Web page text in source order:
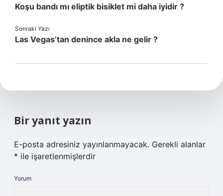
Koşu bandı mı eliptik bisiklet mi daha iyidir ?
Sonraki Yazı
Las Vegas’tan denince akla ne gelir ?
Bir yanıt yazın
E-posta adresiniz yayınlanmayacak. Gerekli alanlar
* ile işaretlenmişlerdir
Yorum